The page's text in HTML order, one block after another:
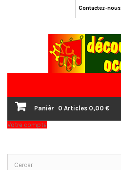
Contactez-nous
Panièr 0 Articles 0,00 €
Votre compte